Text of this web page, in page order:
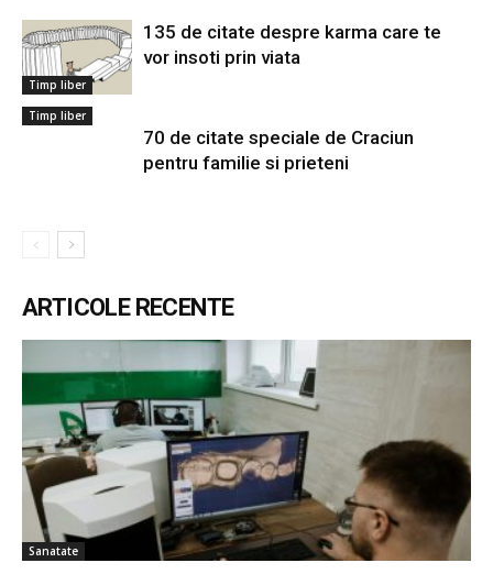
Timp liber
135 de citate despre karma care te
vor insoti prin viata
Timp liber
70 de citate speciale de Craciun
pentru familie si prieteni
ARTICOLE RECENTE
Sanatate